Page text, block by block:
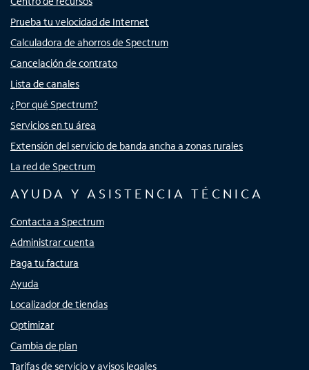
Prueba tu velocidad de Internet
Calculadora de ahorros de Spectrum
Cancelación de contrato
Lista de canales
¿Por qué Spectrum?
Servicios en tu área
Extensión del servicio de banda ancha a zonas rurales
La red de Spectrum
AYUDA Y ASISTENCIA TÉCNICA
Contacta a Spectrum
Administrar cuenta
Paga tu factura
Ayuda
Localizador de tiendas
Optimizar
Cambia de plan
Tarifas de servicio y avisos legales